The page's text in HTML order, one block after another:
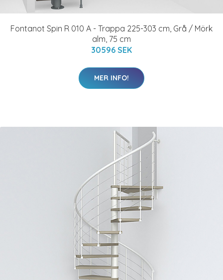
Fontanot Spin R 010 A - Trappa 225-303 cm, Grå / Mörk
alm, 75 cm
30596 SEK
MER INFO!